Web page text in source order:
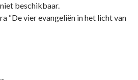
beschikbaar.
“De vier evangeliën in het licht van